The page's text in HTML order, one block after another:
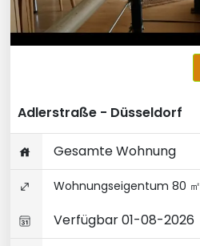
Adlerstraße - Düsseldorf
Gesamte Wohnung
Wohnungseigentum 80 ㎡
Verfügbar 01-08-2026